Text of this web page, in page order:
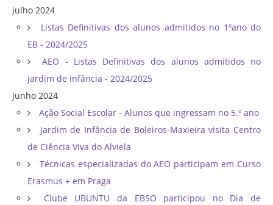
julho 2024
Listas Definitivas dos alunos admitidos no 1ºano do
EB - 2024/2025
AEO - Listas Definitivas dos alunos admitidos no
jardim de infância - 2024/2025
junho 2024
Ação Social Escolar - Alunos que ingressam no 5.º ano
Jardim de Infância de Boleiros-Maxieira visita Centro
de Ciência Viva do Alviela
Técnicas especializadas do AEO participam em Curso
Erasmus + em Praga
Clube UBUNTU da EBSO participou no Dia de